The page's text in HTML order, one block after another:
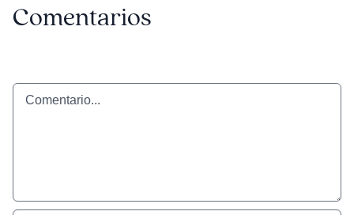
Comentarios
Comentario